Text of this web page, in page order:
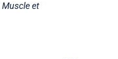
Muscle et